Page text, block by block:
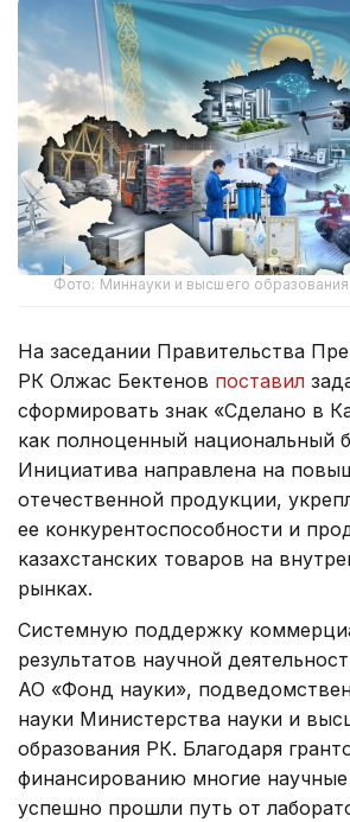
Фото: Миннауки и высшего образования
На заседании Правительства
РК Олжас Бектенов поставил
сформировать знак «Сделано в
как полноценный национальный
Инициатива направлена на
отечественной продукции,
ее конкурентоспособности и
казахстанских товаров на
рынках.
Системную поддержку
результатов научной
АО «Фонд науки»,
науки Министерства науки и
образования РК. Благодаря
финансированию многие научные
успешно прошли путь от